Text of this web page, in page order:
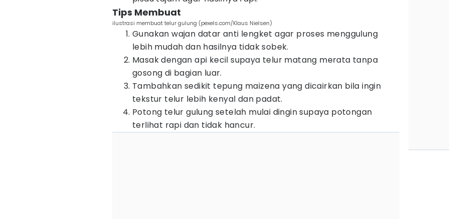
Tips Membuat
ilustrasi membuat telur gulung (pexels.com/Klaus Nielsen)
Gunakan wajan datar anti lengket agar proses menggulung
lebih mudah dan hasilnya tidak sobek.
Masak dengan api kecil supaya telur matang merata tanpa
gosong di bagian luar.
Tambahkan sedikit tepung maizena yang dicairkan bila ingin
tekstur telur lebih kenyal dan padat.
Potong telur gulung setelah mulai dingin supaya potongan
terlihat rapi dan tidak hancur.